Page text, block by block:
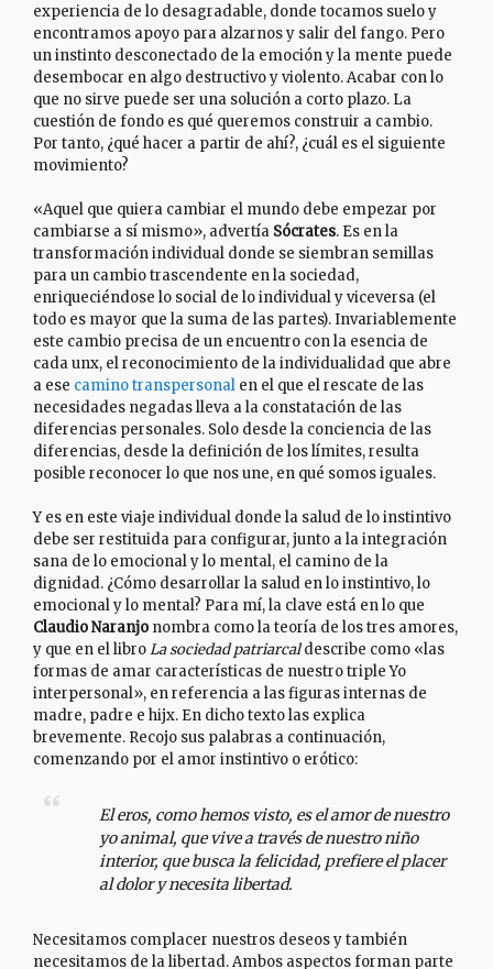
experiencia de lo desagradable, donde tocamos suelo y
encontramos apoyo para alzarnos y salir del fango. Pero
un instinto desconectado de la emoción y la mente puede
desembocar en algo destructivo y violento. Acabar con lo
que no sirve puede ser una solución a corto plazo. La
cuestión de fondo es qué queremos construir a cambio.
Por tanto, ¿qué hacer a partir de ahí?, ¿cuál es el siguiente
movimiento?
«Aquel que quiera cambiar el mundo debe empezar por
cambiarse a sí mismo», advertía Sócrates. Es en la
transformación individual donde se siembran semillas
para un cambio trascendente en la sociedad,
enriqueciéndose lo social de lo individual y viceversa (el
todo es mayor que la suma de las partes). Invariablemente
este cambio precisa de un encuentro con la esencia de
cada unx, el reconocimiento de la individualidad que abre
a ese camino transpersonal en el que el rescate de las
necesidades negadas lleva a la constatación de las
diferencias personales. Solo desde la conciencia de las
diferencias, desde la definición de los límites, resulta
posible reconocer lo que nos une, en qué somos iguales.
Y es en este viaje individual donde la salud de lo instintivo
debe ser restituida para configurar, junto a la integración
sana de lo emocional y lo mental, el camino de la
dignidad. ¿Cómo desarrollar la salud en lo instintivo, lo
emocional y lo mental? Para mí, la clave está en lo que
Claudio Naranjo nombra como la teoría de los tres amores,
y que en el libroLa sociedad patriarcaldescribe como «las
formas de amar características de nuestro triple Yo
interpersonal», en referencia a las figuras internas de
madre, padre e hijx. En dicho texto las explica
brevemente. Recojo sus palabras a continuación,
comenzando por el amor instintivo o erótico:
Eleros, como hemos visto, es el amor de nuestro
yo animal, que vive a través de nuestro niño
interior, que busca la felicidad, prefiere el placer
al dolor y necesita libertad.
Necesitamos complacer nuestros deseos y también
necesitamos de la libertad. Ambos aspectos forman parte